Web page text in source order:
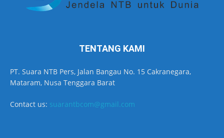
TENTANG KAMI
PT. Suara NTB Pers, Jalan Bangau No. 15 Cakranegara,
Mataram, Nusa Tenggara Barat
Contact us: suarantbcom@gmail.com